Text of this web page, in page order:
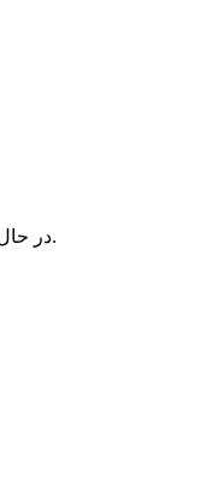
در حال حاضر سبد خرید شما خالی می‌باشد.